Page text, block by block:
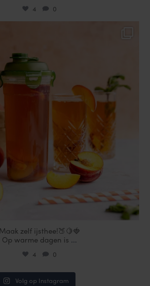
4 0
Maak zelf ijsthee!🍑🍋🍓
Op warme dagen is ...
4 0
Volg op Instagram